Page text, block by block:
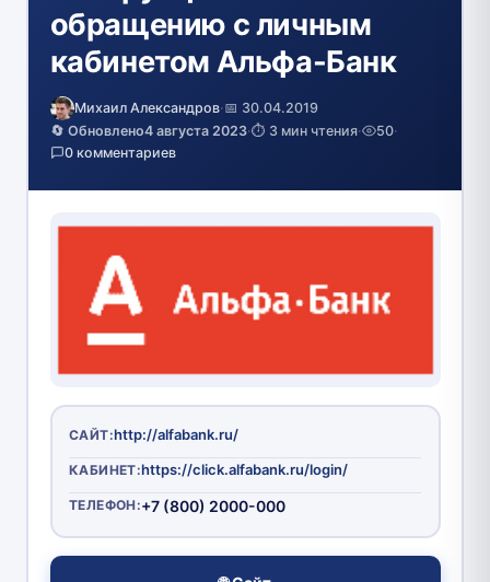
обращению с личным
кабинетом Альфа-Банк
Михаил Александров·📅 30.04.2019
🔄 Обновлено4 августа 2023·⏱️ 3 мин чтения· 50·
0 комментариев
САЙТ:http://alfabank.ru/
КАБИНЕТ:https://click.alfabank.ru/login/
ТЕЛЕФОН:+7 (800) 2000-000